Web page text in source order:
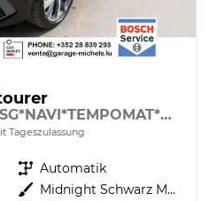
FR 2.0 TDI Kombi DSG*NAVI*TEMPOMAT*KAMERA*KEYLESS-GO*VIRTUAL COCKPIT*
Tageszulassung
Getriebe Automatik
Außenfarbe
Midnight Schwarz Metallic